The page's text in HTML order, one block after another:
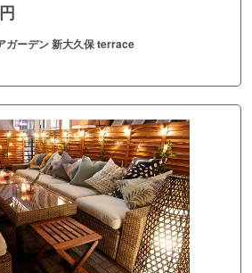
ガーデン 新大久保 terrace